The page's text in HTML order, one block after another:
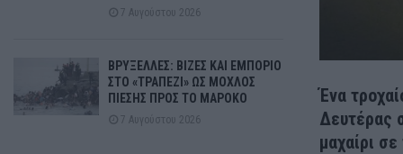
Ένα
Δευτέρας
μαχαίρι
7 Αυγούστου 2026
ΒΡΥΞΕΛΛΕΣ: ΒΙΖΕΣ ΚΑΙ ΕΜΠΟΡΙΟ
ΣΤΟ «ΤΡΑΠΕΖΙ» ΩΣ ΜΟΧΛΟΣ
ΠΙΕΣΗΣ ΠΡΟΣ ΤΟ ΜΑΡΟΚΟ
7 Αυγούστου 2026